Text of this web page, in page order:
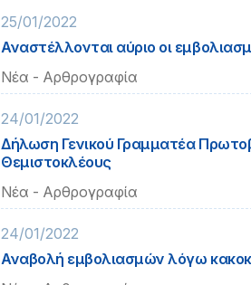
25/01/2022
Αναστέλλονται αύριο οι
Νέα - Αρθρογραφία
24/01/2022
Δήλωση Γενικού Γραμματέα
Θεμιστοκλέους
Νέα - Αρθρογραφία
24/01/2022
Αναβολή εμβολιασμών λόγω